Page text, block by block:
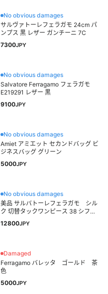
No obvious damages
サルヴァトーレフェラガモ 24cm パ
ンプス 黒 レザー ガンチーニ 7C
7300JPY
No obvious damages
Salvatore Ferragamo フェラガモ
E219291 レザー 黒
9100JPY
No obvious damages
Amiet アミエット セカンドバッグ ビ
ジネスバッグ グリーン
5000JPY
No obvious damages
美品 サルバトーレフェラガモ シル
ク 切替タックワンピース 38 シフォ
12800JPY
Damaged
Ferragamo バレッタ ゴールド 茶
色
5000JPY